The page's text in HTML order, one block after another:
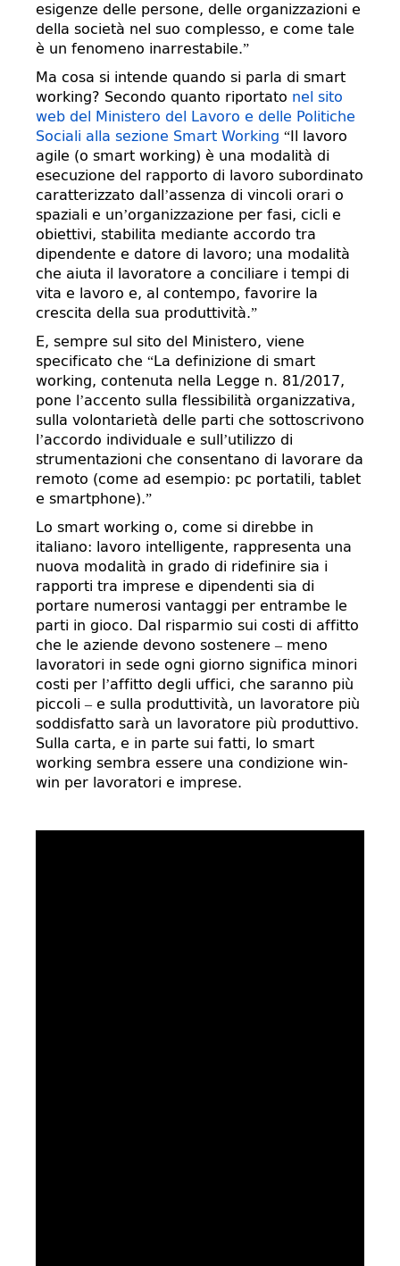
esigenze delle persone, delle organizzazioni e
della società nel suo complesso, e come tale
è un fenomeno inarrestabile.”
Ma cosa si intende quando si parla di smart
working? Secondo quanto riportato nel sito
web del Ministero del Lavoro e delle Politiche
Sociali alla sezione Smart Working “Il lavoro
agile (o smart working) è una modalità di
esecuzione del rapporto di lavoro subordinato
caratterizzato dall’assenza di vincoli orari o
spaziali e un’organizzazione per fasi, cicli e
obiettivi, stabilita mediante accordo tra
dipendente e datore di lavoro; una modalità
che aiuta il lavoratore a conciliare i tempi di
vita e lavoro e, al contempo, favorire la
crescita della sua produttività.”
E, sempre sul sito del Ministero, viene
specificato che “La definizione di smart
working, contenuta nella Legge n. 81/2017,
pone l’accento sulla flessibilità organizzativa,
sulla volontarietà delle parti che sottoscrivono
l’accordo individuale e sull’utilizzo di
strumentazioni che consentano di lavorare da
remoto (come ad esempio: pc portatili, tablet
e smartphone).”
Lo smart working o, come si direbbe in
italiano: lavoro intelligente, rappresenta una
nuova modalità in grado di ridefinire sia i
rapporti tra imprese e dipendenti sia di
portare numerosi vantaggi per entrambe le
parti in gioco. Dal risparmio sui costi di affitto
che le aziende devono sostenere – meno
lavoratori in sede ogni giorno significa minori
costi per l’affitto degli uffici, che saranno più
piccoli – e sulla produttività, un lavoratore più
soddisfatto sarà un lavoratore più produttivo.
Sulla carta, e in parte sui fatti, lo smart
working sembra essere una condizione win-
win per lavoratori e imprese.